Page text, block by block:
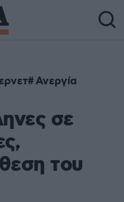
Ανεργία
σε
του